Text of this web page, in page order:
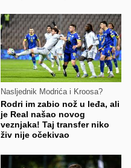
Nasljednik Modrića i Kroosa?
Rodri im zabio nož u leđa, ali
je Real našao novog
veznjaka! Taj transfer niko
živ nije očekivao